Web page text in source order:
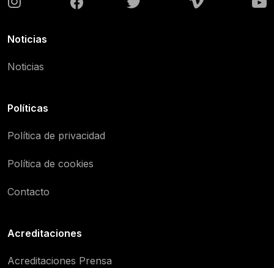
Noticias
Noticias
Políticas
Política de privacidad
Política de cookies
Contacto
Acreditaciones
Acreditaciones Prensa